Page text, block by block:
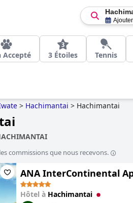
Accepté 3 Étoiles Tennis
> Hachimantai > Hachimantai
commissions que nous recevons.
ANA InterContinental
Hôtel à Hachimantai